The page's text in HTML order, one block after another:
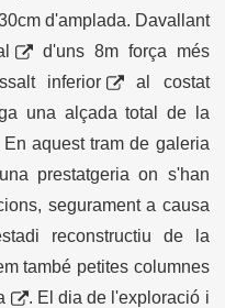
d'amplada. Davallant
d'uns 8m força més
inferior
al costat
una alçada total de la
aquest tram de galeria
prestatgeria on s'han
segurament a causa
reconstructiu de la
també petites columnes
. El dia de l'exploració i